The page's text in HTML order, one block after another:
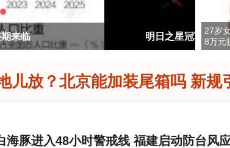
战平河床U17 青训对决精彩纷呈
27岁
8万元
儿放？北京能加装尾箱吗 新规
海豚进入48小时警戒线 福建启动防台风